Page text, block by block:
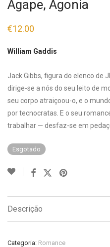
Ágape, Agonia
€12.00
William Gaddis
Jack Gibbs, figura do elenco de
dirige-se a nós do seu leito de
seu corpo atraiçoou-o, e o
por tecnocratas. E o seu
trabalhar — desfaz-se em
Esgotado
Descrição
Categoria: Romance